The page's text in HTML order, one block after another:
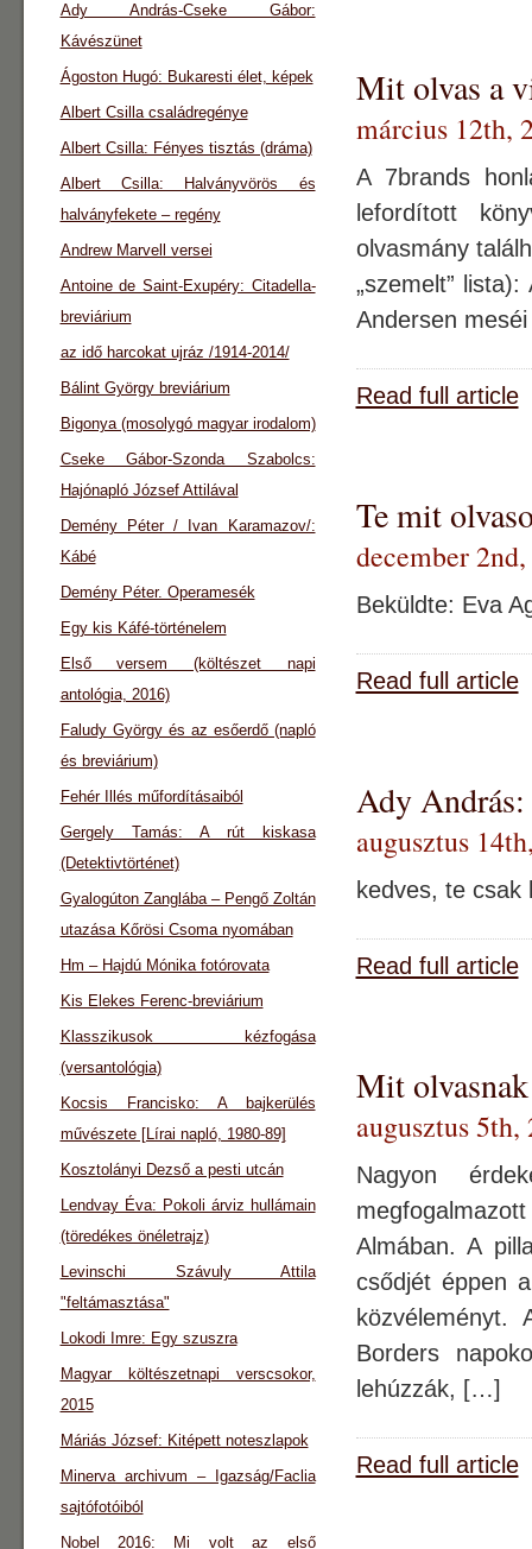
Mit olvas a
március 12th,
A 7brands
lefordított
olvasmány
„szemelt”
Andersen
Read full article
Te mit
december
Beküldte: Eva
Read full article
Ady
augusztus
kedves, te csak
Read full article
Mit
augusztus 5th,
Nagyon
Almában. A
csődjét éppen
Borders
lehúzzák, […]
Read full article
Ady András-Cseke Gábor:
Kávészünet
Ágoston Hugó: Bukaresti élet, képek
Albert Csilla családregénye
Albert Csilla: Fényes tisztás (dráma)
Albert Csilla: Halványvörös és
halványfekete – regény
Andrew Marvell versei
Antoine de Saint-Exupéry: Citadella-
breviárium
az idő harcokat ujráz /1914-2014/
Bálint György breviárium
Bigonya (mosolygó magyar irodalom)
Cseke Gábor-Szonda Szabolcs:
Hajónapló József Attilával
Demény Péter / Ivan Karamazov/:
Kábé
Demény Péter. Operamesék
Egy kis Káfé-történelem
Első versem (költészet napi
antológia, 2016)
Faludy György és az esőerdő (napló
és breviárium)
Fehér Illés műfordításaiból
Gergely Tamás: A rút kiskasa
(Detektivtörténet)
Gyalogúton Zanglába – Pengő Zoltán
utazása Kőrösi Csoma nyomában
Hm – Hajdú Mónika fotórovata
Kis Elekes Ferenc-breviárium
Klasszikusok kézfogása
(versantológia)
Kocsis Francisko: A bajkerülés
művészete [Lírai napló, 1980-89]
Kosztolányi Dezső a pesti utcán
Lendvay Éva: Pokoli árviz hullámain
(töredékes önéletrajz)
Levinschi Szávuly Attila
"feltámasztása"
Lokodi Imre: Egy szuszra
Magyar költészetnapi verscsokor,
2015
Máriás József: Kitépett noteszlapok
Minerva archivum – Igazság/Faclia
sajtófotóiból
Nobel 2016: Mi volt az első